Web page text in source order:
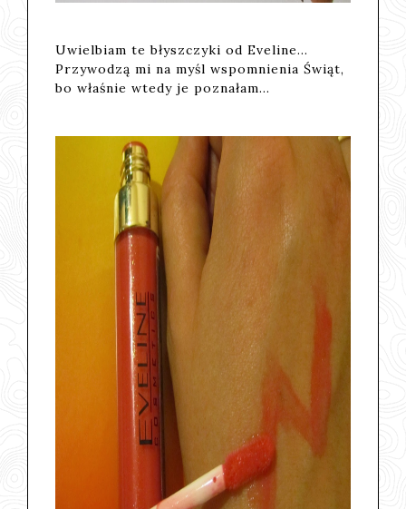
Uwielbiam te błyszczyki od Eveline...
Przywodzą mi na myśl wspomnienia Świąt,
bo właśnie wtedy je poznałam...